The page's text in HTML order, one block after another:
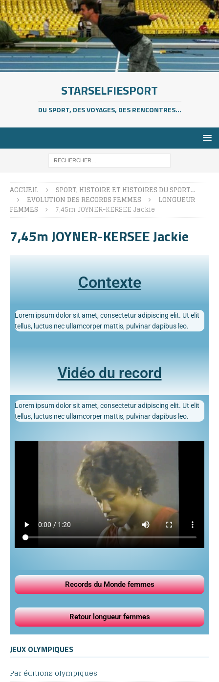
STARSELFIESPORT
DU SPORT, DES VOYAGES, DES RENCONTRES...
ACCUEIL
SPORT, HISTOIRE ET HISTOIRES DU SPORT…
EVOLUTION DES RECORDS FEMMES
LONGUEUR
FEMMES
7,45m JOYNER-KERSEE Jackie
7,45m JOYNER-KERSEE Jackie
Contexte
Lorem ipsum dolor sit amet, consectetur adipiscing elit. Ut elit
tellus, luctus nec ullamcorper mattis, pulvinar dapibus leo.
Vidéo du record
Lorem ipsum dolor sit amet, consectetur adipiscing elit. Ut elit
tellus, luctus nec ullamcorper mattis, pulvinar dapibus leo.
Records du Monde femmes
Retour longueur femmes
JEUX OLYMPIQUES
Par éditions olympiques